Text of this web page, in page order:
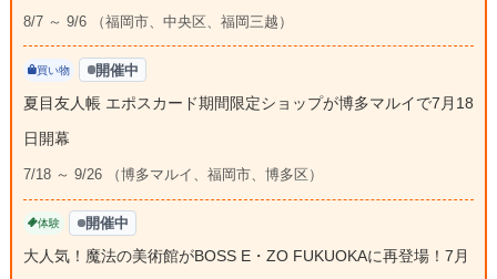
8/7 ～ 9/6 （福岡市、中央区、福岡三越）
買い物 開催中
夏目友人帳 エポスカード期間限定ショップが博多マルイで7月18
日開幕
7/18 ～ 9/26 （博多マルイ、福岡市、博多区）
体験 開催中
大人気！魔法の美術館がBOSS E・ZO FUKUOKAに再登場！7月